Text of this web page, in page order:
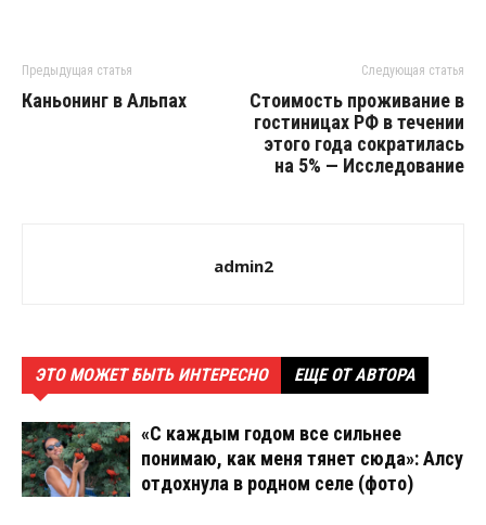
Предыдущая статья
Каньонинг в Альпах
Следующая статья
Стоимость проживание в
гостиницах РФ в течении
этого года сократилась
на 5% — Исследование
admin2
ЭТО МОЖЕТ БЫТЬ ИНТЕРЕСНО ЕЩЕ ОТ АВТОРА
«С каждым годом все сильнее
понимаю, как меня тянет сюда»: Алсу
отдохнула в родном селе (фото)